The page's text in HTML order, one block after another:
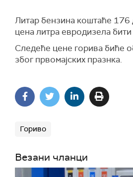
Литар бензина коштаће 176
цена литра евродизела
Следеће цене горива биће
због првомајских празнка.
Гориво
Везани чланци